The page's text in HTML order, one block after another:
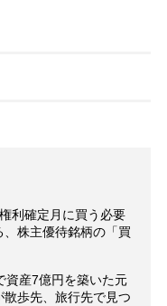
利確定月に買う必要
株主優待銘柄の「買
資産7億円を築いた元
歩先、旅行先で見つ